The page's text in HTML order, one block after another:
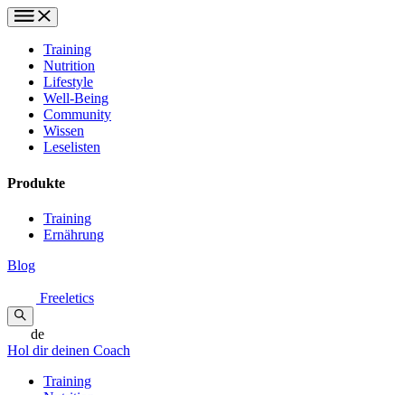
Training
Nutrition
Lifestyle
Well-Being
Community
Wissen
Leselisten
Produkte
Training
Ernährung
Blog
Freeletics
de
Hol dir deinen Coach
Training